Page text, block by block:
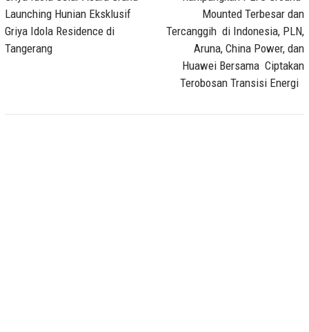
Launching Hunian Eksklusif
Griya Idola Residence di
Tangerang
Mounted Terbesar dan
Tercanggih di Indonesia, PLN,
Aruna, China Power, dan
Huawei Bersama Ciptakan
Terobosan Transisi Energi